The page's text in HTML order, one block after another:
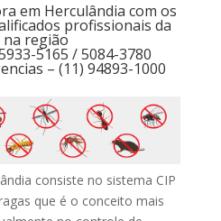
em Herculândia com os
profissionais da
na região
5165 / 5084-3780
– (11) 94893-1000
consiste no sistema CIP
que é o conceito mais